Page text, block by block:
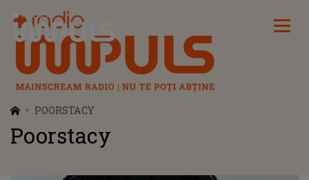
Radio Impuls
POORSTACY
Poorstacy